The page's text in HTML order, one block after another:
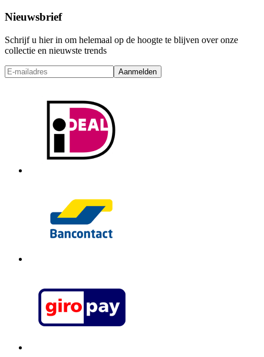
Nieuwsbrief
Schrijf u hier in om helemaal op de hoogte te blijven over onze
collectie en nieuwste trends
Aanmelden